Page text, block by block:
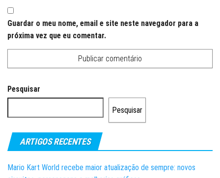
Guardar o meu nome, email e site neste navegador para a
próxima vez que eu comentar.
Pesquisar
Pesquisar
ARTIGOS RECENTES
Mario Kart World recebe maior atualização de sempre: novos